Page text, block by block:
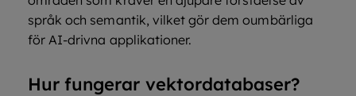
språk och semantik, vilket gör dem oumbärliga
för AI-drivna applikationer.
Hur fungerar vektordatabaser?